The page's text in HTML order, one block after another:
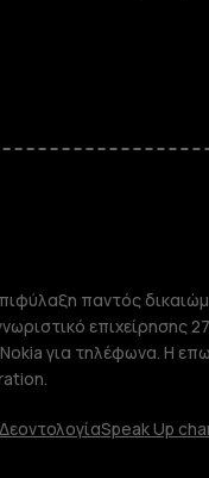
παντός
επιχείρησης
για τηλέφωνα. Η
ΔεοντολογίαSpeak Up